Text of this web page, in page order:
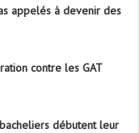
appelés à devenir des
contre les GAT
débutent leur